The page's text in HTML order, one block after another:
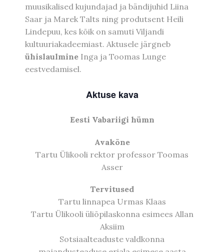
muusikalised kujundajad ja bändijuhid Liina
Saar ja Marek Talts ning produtsent Heili
Lindepuu, kes kõik on samuti Viljandi
kultuuriakadeemiast. Aktusele järgneb
ühislaulmine Inga ja Toomas Lunge
eestvedamisel.
Aktuse kava
Eesti Vabariigi hümn
Avakõne
Tartu Ülikooli rektor professor Toomas
Asser
Tervitused
Tartu linnapea Urmas Klaas
Tartu Ülikooli üliõpilaskonna esimees Allan
Aksiim
Sotsiaalteaduste valdkonna